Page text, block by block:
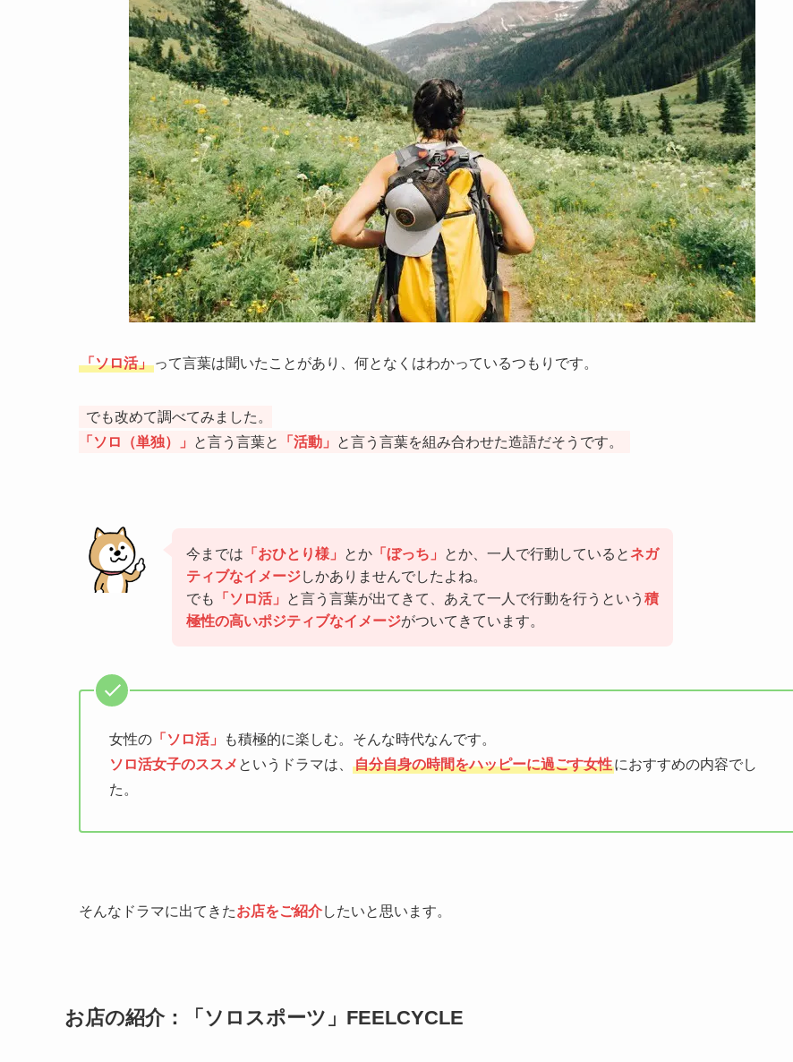
「ソロ活」 って言葉は聞いたことがあり、何となくはわかっているつもりです。
でも改めて調べてみました。
「ソロ（単独）」
と言う言葉と 「活動」 と言う言葉を組み合わせた造語だそうです。
今までは 「おひとり様」 とか 「ぼっち」 とか、一人で行動しているとネガ
ティブなイメージしかありませんでしたよね。
でも
「ソロ活」 と言う言葉が出てきて、あえて一人で行動を行うという 積
極性の高いポジティブなイメージがついてきています。
女性の 「ソロ活」
も積極的に楽しむ。そんな時代なんです。
ソロ活女子のススメ というドラマは、 自分自身の時間をハッピーに過ごす女性におすすめの内容でし
た。
そんなドラマに出てきたお店をご紹介したいと思います。
お店の紹介：「ソロスポーツ」FEELCYCLE